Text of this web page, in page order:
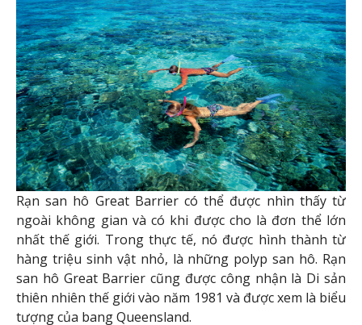
Rạn san hô Great Barrier có thể được nhìn thấy từ
ngoài không gian và có khi được cho là đơn thể lớn
nhất thế giới. Trong thực tế, nó được hình thành từ
hàng triệu sinh vật nhỏ, là những polyp san hô. Rạn
san hô Great Barrier cũng được công nhận là Di sản
thiên nhiên thế giới vào năm 1981 và được xem là biểu
tượng của bang Queensland.